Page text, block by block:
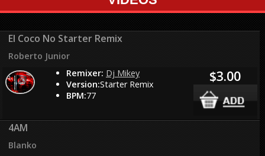
El Coco No Starter Remix
Roberto Junior
Remixer: Dj Mikey
Version:Starter Remix
BPM:77
$3.00
4AM
Blanko